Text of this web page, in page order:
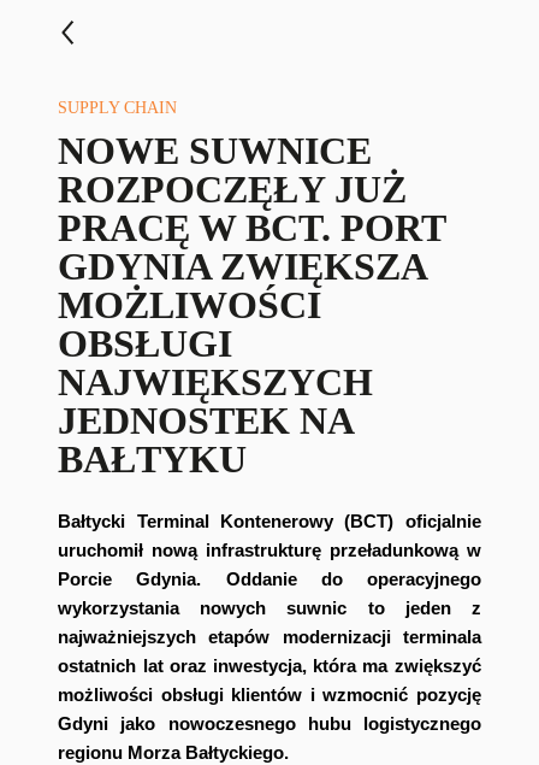
SUPPLY CHAIN
NOWE SUWNICE
ROZPOCZĘŁY JUŻ
PRACĘ W BCT. PORT
GDYNIA ZWIĘKSZA
MOŻLIWOŚCI
OBSŁUGI
NAJWIĘKSZYCH
JEDNOSTEK NA
BAŁTYKU
Bałtycki Terminal Kontenerowy (BCT) oficjalnie
uruchomił nową infrastrukturę przeładunkową w
Porcie Gdynia. Oddanie do operacyjnego
wykorzystania nowych suwnic to jeden z
najważniejszych etapów modernizacji terminala
ostatnich lat oraz inwestycja, która ma zwiększyć
możliwości obsługi klientów i wzmocnić pozycję
Gdyni jako nowoczesnego hubu logistycznego
regionu Morza Bałtyckiego.